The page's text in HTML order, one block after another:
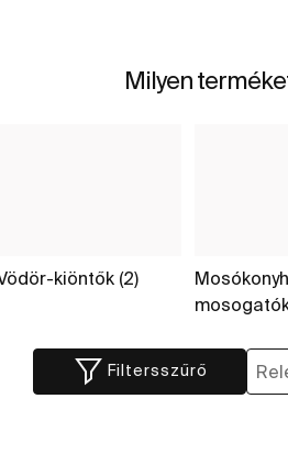
Milyen
kiöntők (2)
Filtersszűrő